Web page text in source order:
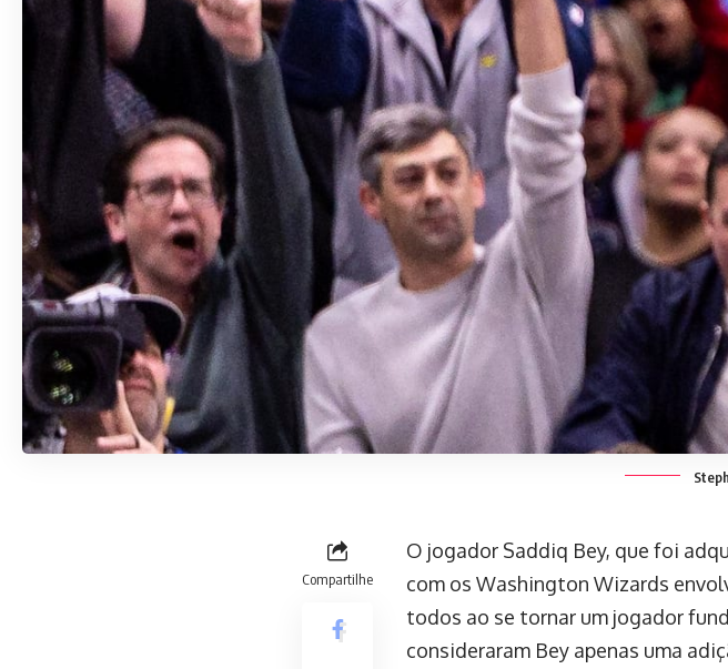
Compartilhe
O jogador Saddiq Bey, que foi
com os Washington Wizards
todos ao se tornar um jogador
consideraram Bey apenas uma